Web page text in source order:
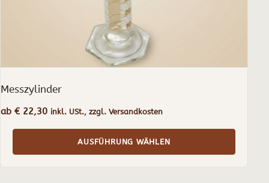
Messzylinder
ab €22,30 inkl. USt., zzgl. Versandkosten
AUSFÜHRUNG WÄHLEN